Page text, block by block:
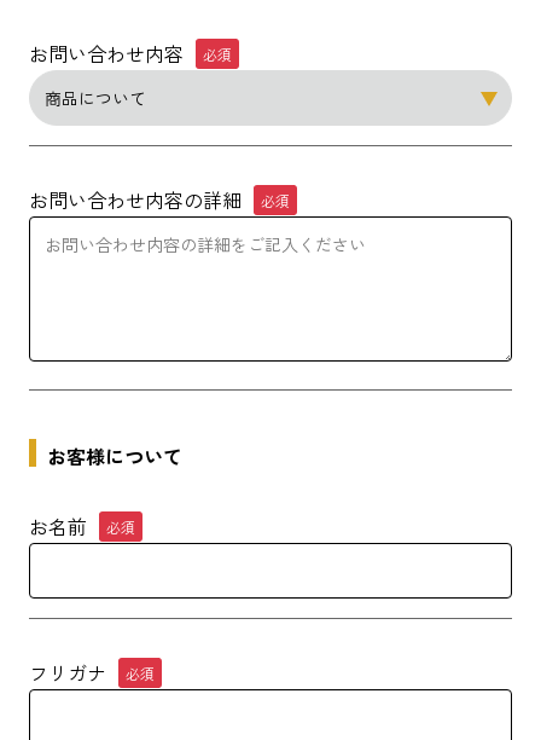
お問い合わせ内容 必須
お問い合わせ内容の詳細 必須
お客様について
お名前 必須
フリガナ 必須